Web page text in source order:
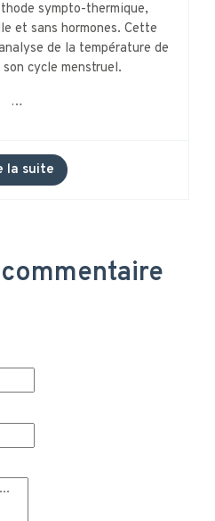
sympto-thermique,
et sans hormones. Cette
de la température de
cycle menstruel.
…
la suite